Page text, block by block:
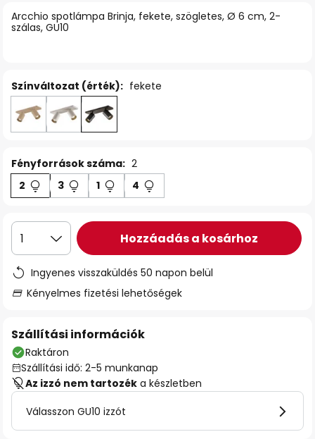
Arcchio spotlámpa Brinja, fekete, szögletes, Ø 6 cm, 2-
szálas, GU10
Színváltozat (érték): fekete
Fényforrások száma: 2
2
3 1 4
1 Hozzáadás a kosárhoz
Ingyenes visszaküldés 50 napon belül
Kényelmes fizetési lehetőségek
Szállítási információk
Raktáron
Szállítási idő: 2-5 munkanap
Az izzó nem tartozék a készletben
Válasszon GU10 izzót